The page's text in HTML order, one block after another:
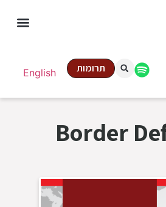
English תרומות
Border